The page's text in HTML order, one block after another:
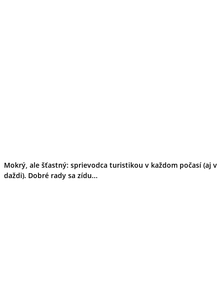
Mokrý, ale šťastný: sprievodca turistikou v každom počasí (aj v
daždi). Dobré rady sa zídu...